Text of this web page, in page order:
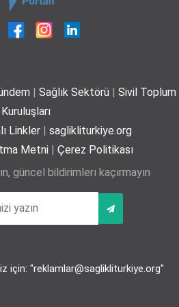
sağlığı için 5 önemli öneri
hamileler için 11 kritik öneri
Sağlık Sektörü
Sivil Toplum
Kuruluşları
Linkler
saglikliturkiye.org
Metni| Çerez Politikası
güncel bildirimlerı kaçırmayın
için: "reklamlar@saglikliturkiye.org"